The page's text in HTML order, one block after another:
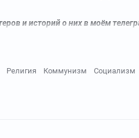
и историй о них в моём
Религия Коммунизм Социализм